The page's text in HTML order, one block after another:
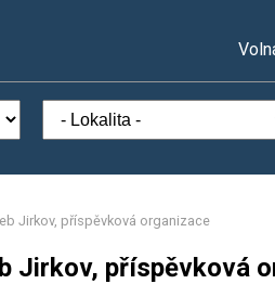
Jirkov, příspěvková organizace
Jirkov, příspěvková